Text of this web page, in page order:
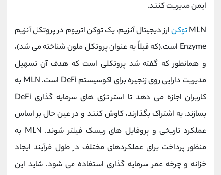
ایمن مدیریت کنند.
MLNتوکنارز دیجیتال آنزیم، یک توکن اتریوم در پروتکل آنزیم
Enzyme است.(که قبلاً به عنوان پروتکل ملون شناخته می شد)،
و همانطور که گفته شد پروتکلی است که هدف آن تسهیل
مدیریت دارایی روی زنجیره برای اکوسیستم DeFi است. MLN به
کاربران اجازه می‌ دهد تا استراتژی‌ های سرمایه ‌گذاری DeFi
بسازند، به اشتراک بگذارند، کاوش کنند و در عین حال بر اساس
عملکرد تاریخی و پروفایل ‌های ریسک فیلتر شوند. MLN به
منظور پرداخت برای عملکردهای مختلف در طول فرآیند ایجاد
خزانه و چرخه عمر سرمایه گذاری استفاده می شود. شاید این